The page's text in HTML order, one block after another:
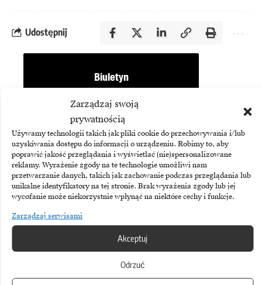
Zarządzaj swoją
prywatnością
Używamy technologii takich jak pliki cookie do przechowywania i/lub
uzyskiwania dostępu do informacji o urządzeniu. Robimy to, aby
poprawić jakość przeglądania i wyświetlać (nie)spersonalizowane
reklamy. Wyrażenie zgody na te technologie umożliwi nam
przetwarzanie danych, takich jak zachowanie podczas przeglądania lub
unikalne identyfikatory na tej stronie. Brak wyrażenia zgody lub jej
wycofanie może niekorzystnie wpłynąć na niektóre cechy i funkcje.
Zarządzaj serwisami
Akceptuj
Odrzuć
Udostępnij
Biuletyn
Dołącz do najlepszego biuletynu w
branży ICT!